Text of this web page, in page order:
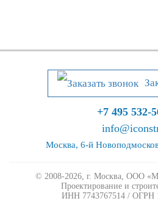
+7 495 532-
Москва, 6-й
© 2008-2026, г. Москва, ООО
Проектирование и
ИНН 7743767514 / ОГРН